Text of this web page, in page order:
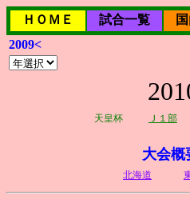
ＨＯＭＥ 試合一覧
2009<
天皇杯 Ｊ１部
大会概
北海道